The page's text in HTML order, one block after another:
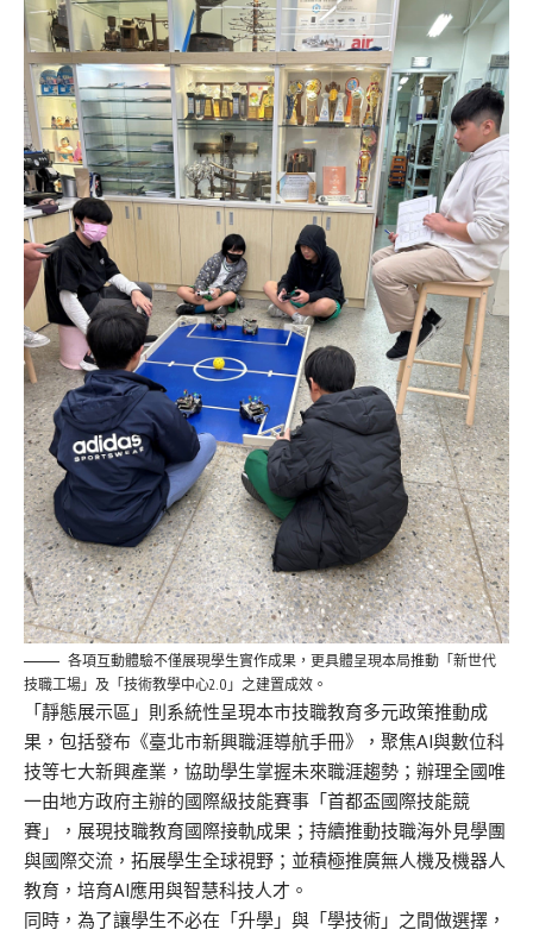
各項互動體驗不僅展現學生實作成果，更具體呈現本局推動「新世代
技職工場」及「技術教學中心2.0」之建置成效。
「靜態展示區」則系統性呈現本市技職教育多元政策推動成
果，包括發布《臺北市新興職涯導航手冊》，聚焦AI與數位科
技等七大新興產業，協助學生掌握未來職涯趨勢；辦理全國唯
一由地方政府主辦的國際級技能賽事「首都盃國際技能競
賽」，展現技職教育國際接軌成果；持續推動技職海外見學團
與國際交流，拓展學生全球視野；並積極推廣無人機及機器人
教育，培育AI應用與智慧科技人才。
同時，為了讓學生不必在「升學」與「學技術」之間做選擇，